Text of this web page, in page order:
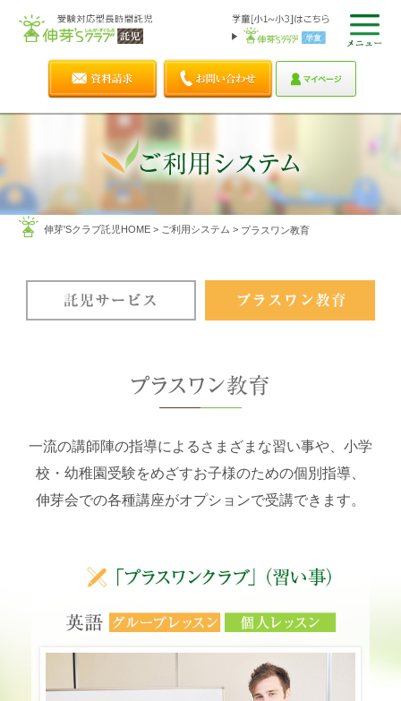
伸芽'Sクラブ託児HOME> ご利用システム > プラスワン教育
一流の講師陣の指導によるさまざまな習い事や、小学
校・幼稚園受験をめざすお子様のための個別指導、
伸芽会での各種講座がオプションで受講できます。